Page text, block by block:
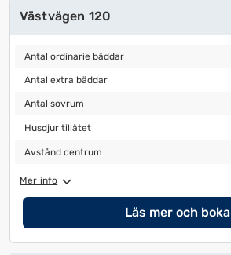
Västvägen 120
Antal ordinarie bäddar
Antal ordinarie bäddar
Antal extra bäddar
Antal extra bäddar
Antal sovrum
Antal sovrum
Husdjur tillåtet
Husdjur tillåtet
Avstånd centrum
Avstånd centrum
Mer info
Läs mer och boka